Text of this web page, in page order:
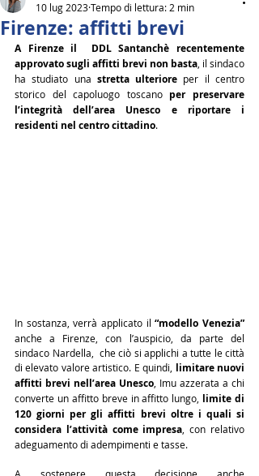
Firenze: affitti brevi
10 lug 2023Tempo di lettura: 2 min
A Firenze il  DDL Santanchè recentemente
approvato sugli affitti brevi non basta , il sindaco
ha studiato una stretta ulteriore per il centro
storico del capoluogo toscano per preservare
l’integrità dell’area Unesco e riportare i
residenti nel centro cittadino.
In sostanza, verrà applicato il “modello Venezia”
anche a Firenze, con l’auspicio, da parte del
sindaco Nardella,  che ciò si applichi a tutte le città
di elevato valore artistico. E quindi, limitare nuovi
affitti brevi nell’area Unesco, Imu azzerata a chi
converte un affitto breve in affitto lungo, limite di
120 giorni per gli affitti brevi oltre i quali si
considera l’attività come impresa, con relativo
adeguamento di adempimenti e tasse.